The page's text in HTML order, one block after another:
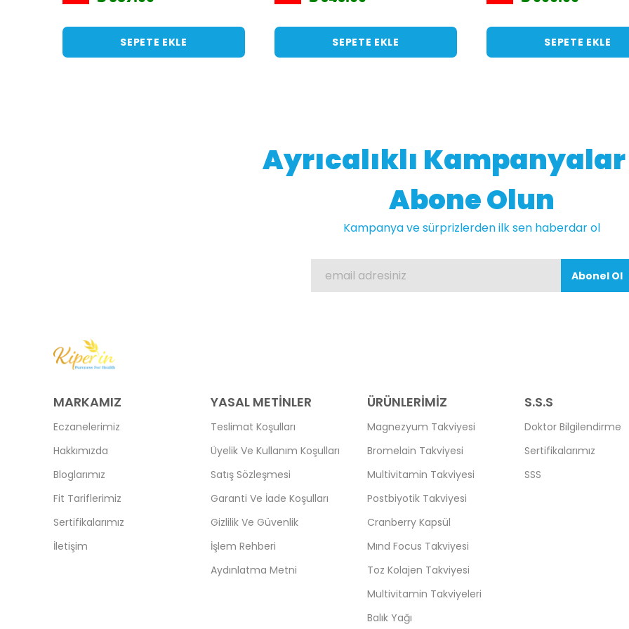
SEPETE EKLE SEPETE EKLE SEPETE EKLE
Ayrıcalıklı
Abone Olun
Kampanya ve sürprizlerden ilk sen haberdar ol
Abonel Ol
MARKAMIZ
Eczanelerimiz
Hakkımızda
Bloglarımız
Fit Tariflerimiz
Sertifikalarımız
İletişim
YASAL METİNLER
Teslimat Koşulları
Üyelik Ve Kullanım Koşulları
Satış Sözleşmesi
Garanti Ve İade Koşulları
Gizlilik Ve Güvenlik
İşlem Rehberi
Aydınlatma Metni
ÜRÜNLERİMİZ
Magnezyum Takviyesi
Bromelain Takviyesi
Multivitamin Takviyesi
Postbiyotik Takviyesi
Cranberry Kapsül
Mınd Focus Takviyesi
Toz Kolajen Takviyesi
Multivitamin Takviyeleri
Balık Yağı
S.S.S
Doktor Bilgilendirme
Sertifikalarımız
SSS